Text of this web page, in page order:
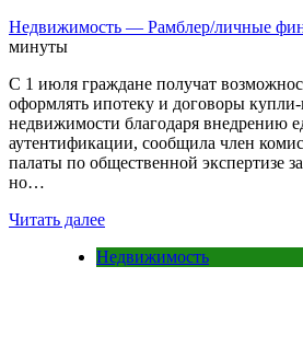
Недвижимость — Рамблер/личные
минуты
С 1 июля граждане получат
оформлять ипотеку и договоры
недвижимости благодаря внедрению
аутентификации, сообщила член
палаты по общественной экспертизе
но…
Читать далее
Недвижимость